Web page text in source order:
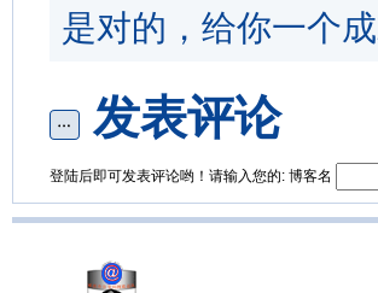
是对的，给你一个
发表评论
登陆后即可发表评论哟！请输入您的: 博客名